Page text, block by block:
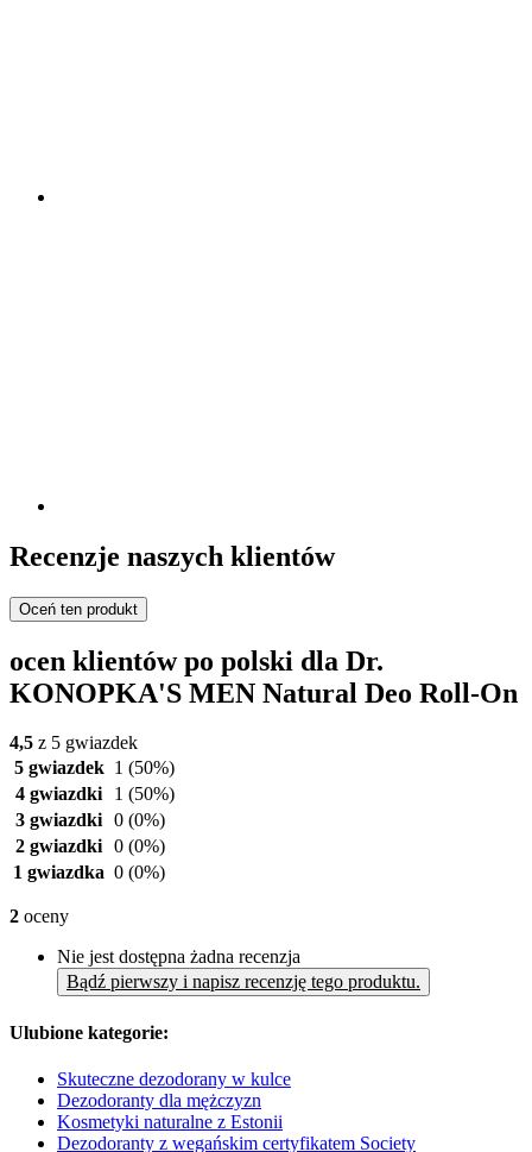
Recenzje naszych klientów
Oceń ten produkt
ocen klientów po polski dla Dr.
KONOPKA'S MEN Natural Deo Roll-On
4,5 z 5 gwiazdek
5 gwiazdek 1 (50%)
4 gwiazdki
1 (50%)
3 gwiazdki 0 (0%)
2 gwiazdki 0 (0%)
1 gwiazdka 0 (0%)
2 oceny
Nie jest dostępna żadna recenzja
Bądź pierwszy i napisz recenzję tego produktu.
Ulubione kategorie:
Skuteczne dezodorany w kulce
Dezodoranty dla mężczyzn
Kosmetyki naturalne z Estonii
Dezodoranty z wegańskim certyfikatem Society